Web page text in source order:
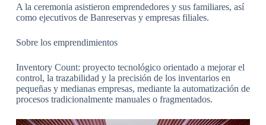
A la ceremonia asistieron emprendedores y sus familiares, así
como ejecutivos de Banreservas y empresas filiales.
Sobre los emprendimientos
Inventory Count: proyecto tecnológico orientado a mejorar el
control, la trazabilidad y la precisión de los inventarios en
pequeñas y medianas empresas, mediante la automatización de
procesos tradicionalmente manuales o fragmentados.